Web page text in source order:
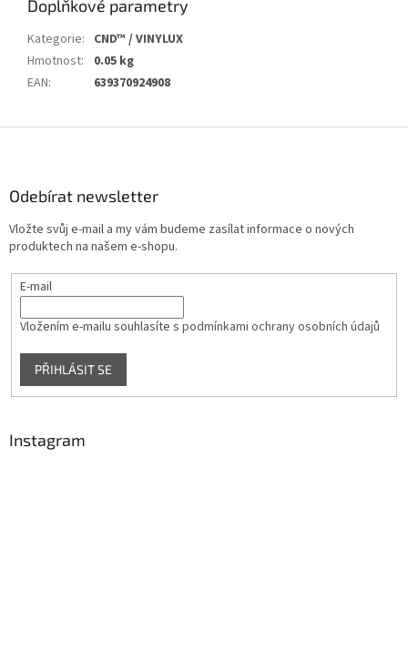
Doplňkové parametry
Kategorie: CND™ / VINYLUX
Hmotnost:
0.05 kg
EAN: 639370924908
Odebírat newsletter
Vložte svůj e-mail a my vám budeme zasílat informace o nových
produktech na našem e-shopu.
E-mail
Vložením e-mailu souhlasíte s podmínkami ochrany osobních údajů
PŘIHLÁSIT SE
Instagram